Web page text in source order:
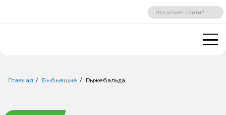
ВХОД РЕГИСТРАЦИЯ
Главная Выбывшие Рыжебальда